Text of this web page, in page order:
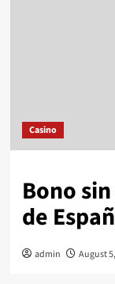
Casino
Bono
de
admin August